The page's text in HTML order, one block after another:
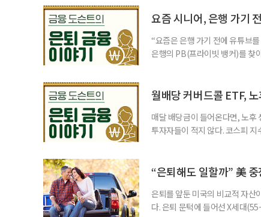
투자자라면 반드시 알아야 할 핵
요즘 시니어, 은행 가기
“요즘은 은행 가기 전에 유튜브
은행의 PB(프라이빗 뱅커)를 찾
브에서 정보를 서울에 사는 60대
월배당 커버드콜 ETF,
매달 배당금이 들어온다면, 노후
투자자들이 적지 않다. 코스피
에서도 월배당 커버드콜 ETF는
“은퇴해도 일할까” 美
은퇴를 앞둔 미국의 비교적 자산
다. 은퇴 문턱에 들어선 X세대